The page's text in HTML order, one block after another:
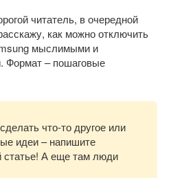
читатель, в очередной
как можно отключить
мыслимыми и
– пошаговые
что-то другое или
идеи – напишите
статье! А еще там люди